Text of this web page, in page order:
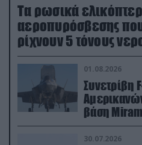
Τα ρωσικά
αεροπυρόσβεσης
ρίχνουν 5 τόνους
01.08.2026
Συνετρίβη
βάση
30.07.2026